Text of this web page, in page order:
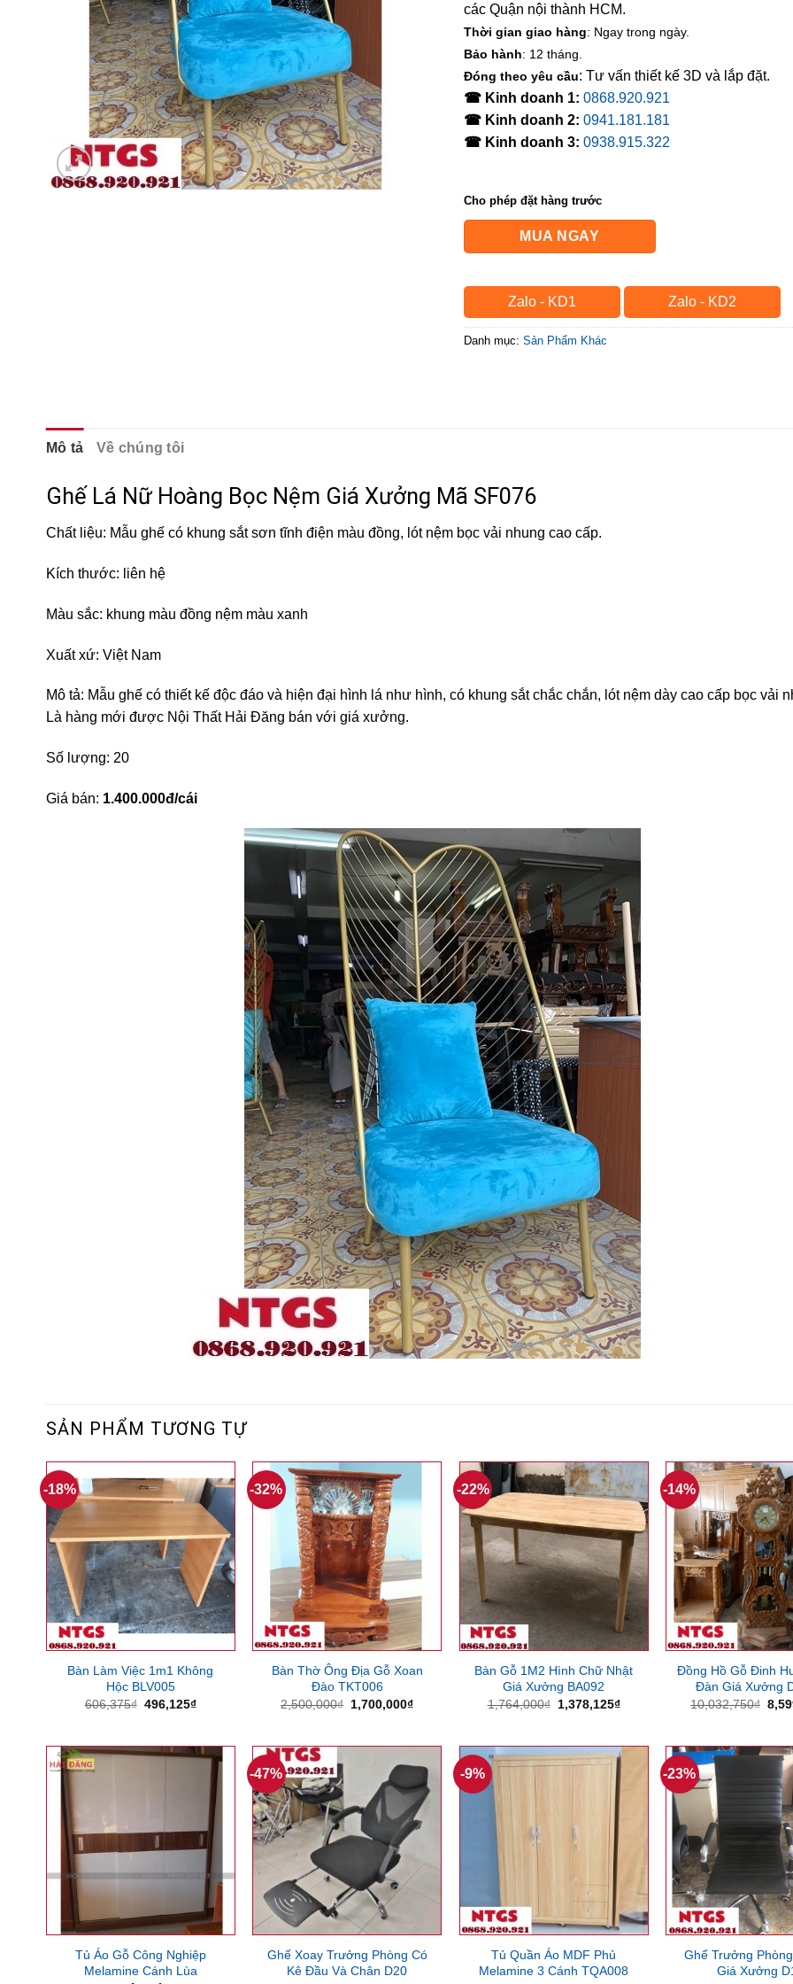
các Quận nội thành HCM.
Thời gian giao hàng: Ngay trong ngày.
Bảo hành: 12 tháng.
Đóng theo yêu cầu: Tư vấn thiết kế 3D và lắp đặt.
☎ Kinh doanh 1: 0868.920.921
☎ Kinh doanh 2: 0941.181.181
☎ Kinh doanh 3: 0938.915.322
Cho phép đặt hàng trước
MUA NGAY
Zalo - KD1 Zalo - KD2
Danh mục: Sản Phẩm Khác
Mô tả Về chúng tôi
Ghế Lá Nữ Hoàng Bọc Nệm Giá Xưởng Mã SF076
Chất liệu: Mẫu ghế có khung sắt sơn tĩnh điện màu đồng, lót nệm bọc vải nhung cao cấp.
Kích thước: liên hệ
Màu sắc: khung màu đồng nệm màu xanh
Xuất xứ: Việt Nam
Mô tả: Mẫu ghế có thiết kế độc đáo và hiện đại hình lá như hình, có khung sắt chắc chắn, lót nệm dày cao cấp bọc vải
Là hàng mới được Nội Thất Hải Đăng bán với giá xưởng.
Số lượng: 20
Giá bán: 1.400.000đ/cái
SẢN PHẨM TƯƠNG TỰ
-18%
Bàn Làm Việc 1m1 Không
Hộc BLV005
606,375₫ Giá
496,125₫Giá
496,125₫.
-32%
Bàn Thờ Ông Địa Gỗ Xoan
Đào TKT006
2,500,000₫ Giá
1,700,000₫Giá
1,700,000₫.
-22%
Bàn Gỗ 1M2 Hình Chữ Nhật
Giá Xưởng BA092
1,764,000₫ Giá
1,378,125₫Giá
1,378,125₫.
-14%
Đồng Hồ Gỗ Đinh
Đàn Giá Xưởng
10,032,750₫ Giá
Tủ Áo Gỗ Công Nghiệp
Melamine Cánh Lùa
-47%
Ghế Xoay Trưởng Phòng Có
Kê Đầu Và Chân D20
-9%
Tủ Quần Áo MDF Phủ
Melamine 3 Cánh TQA008
-23%
Ghế Trưởng
Giá Xưởng